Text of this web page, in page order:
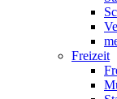
Freizeit